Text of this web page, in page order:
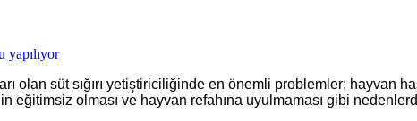
yapılıyor
olan süt sığırı yetiştiriciliğinde en önemli problemler; hayvan
eğitimsiz olması ve hayvan refahına uyulmaması gibi